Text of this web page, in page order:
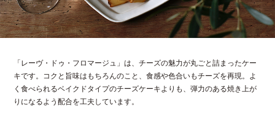
「レーヴ・ドゥ・フロマージュ」は、チーズの魅力が丸ごと詰まったケー
キです。コクと旨味はもちろんのこと、食感や色合いもチーズを再現。よ
く食べられるベイクドタイプのチーズケーキよりも、弾力のある焼き上が
りになるよう配合を工夫しています。